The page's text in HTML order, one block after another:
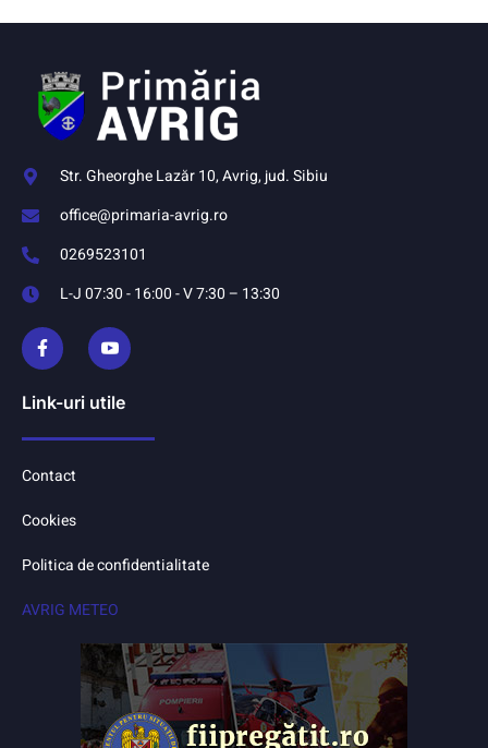
Str. Gheorghe Lazăr 10, Avrig, jud. Sibiu
office@primaria-avrig.ro
0269523101
L-J 07:30 - 16:00 - V 7:30 – 13:30
Link-uri utile
Contact
Cookies
Politica de confidentialitate
AVRIG METEO